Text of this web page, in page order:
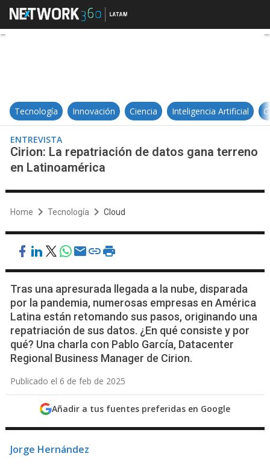
Cirion: La repatriación de datos
Tecnología Innovación Ciencia Inteligencia Artificial
ENTREVISTA
Cirion: La repatriación de datos gana terreno
en Latinoamérica
Home Tecnología Cloud
Tras una apresurada llegada a la nube, disparada
por la pandemia, numerosas empresas en América
Latina están retomando sus pasos, originando una
repatriación de sus datos. ¿En qué consiste y por
qué? Una charla con Pablo García, Datacenter
Regional Business Manager de Cirion.
Publicado el 6 de feb de 2025
Añadir a tus fuentes preferidas en Google
Jorge Hernández